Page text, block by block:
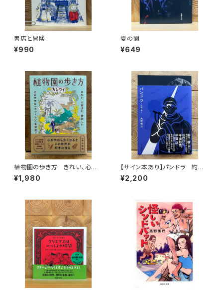
書店と冒険
¥990
夏の闇
¥649
植物園の歩き方 きれい、心地
よい、愛おしい さまざまな「うつ
くしい」を求めて
¥1,980
【サイン本あり】パンドラ 約束
の頂
¥2,200